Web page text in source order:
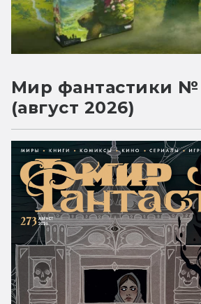
Мир фантастики №
(август 2026)